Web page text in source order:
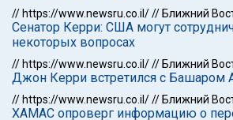
// https://www.newsru.co.il/// Ближний
Сенатор Керри: США могут
некоторых вопросах
// https://www.newsru.co.il/// Ближний
Джон Керри встретился с Башаром
// https://www.newsru.co.il/// Ближний
ХАМАС опроверг информацию о